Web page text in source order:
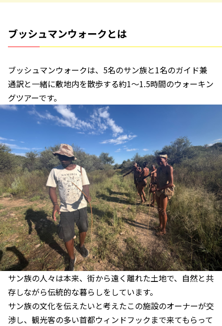
ブッシュマンウォークとは
ブッシュマンウォークは、5名のサン族と1名のガイド兼
通訳と一緒に敷地内を散歩する約1〜1.5時間のウォーキン
グツアーです。
サン族の人々は本来、街から遠く離れた土地で、自然と共
存しながら伝統的な暮らしをしています。
サン族の文化を伝えたいと考えたこの施設のオーナーが交
渉し、観光客の多い首都ウィンドフックまで来てもらって